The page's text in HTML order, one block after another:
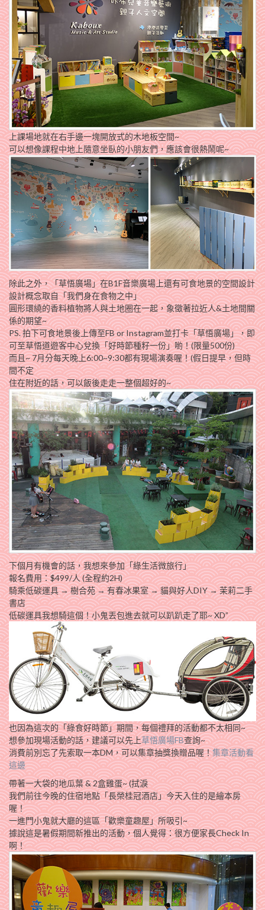
上課場地就在右手邊一塊開放式的木地板空間~
可以想像課程中地上隨意坐臥的小朋友們，應該會很熱鬧呢~
除此之外，「草悟廣場」在B1F音樂廣場上還有可食地景的空間設計
設計概念取自「我們身在食物之中」
圓形環繞的香料植物將人與土地圈在一起，象徵著拉近人&土地間關
係的期望~
PS. 拍下可食地景後上傳至FB or Instagram並打卡「草悟廣場」，即
可至草悟道遊客中心兌換「好時節種籽一份」喲！(限量500份)
而且~ 7月分每天晚上6:00~9:30都有現場演奏喔！(假日提早，但時
間不定
住在附近的話，可以飯後走走一整個超好的~
下個月有機會的話，我想來參加「綠生活微旅行」
報名費用：$499/人 (全程約2H)
騎乘低碳運具 → 樹合苑 → 有春冰果室 → 貓與好人DIY → 茉莉二手
書店
低碳運具我想騎這個！小鬼丟包進去就可以趴趴走了耶~ XD”
也因為這次的「綠食好時節」期間，每個禮拜的活動都不太相同~
想參加現場活動的話，建議可以先上草悟廣場FB查詢~
消費前別忘了先索取一本DM，可以集章抽獎換贈品喔！集章活動看
這邊
帶著一大袋的地瓜葉 & 2盒雞蛋~ (拭淚
我們前往今晚的住宿地點「長榮桂冠酒店」今天入住的是繪本房
喔！
一進門小鬼就大廳的這區「歡樂童趣屋」所吸引~
據說這是暑假期間新推出的活動，個人覺得：很方便家長Check In
啊！